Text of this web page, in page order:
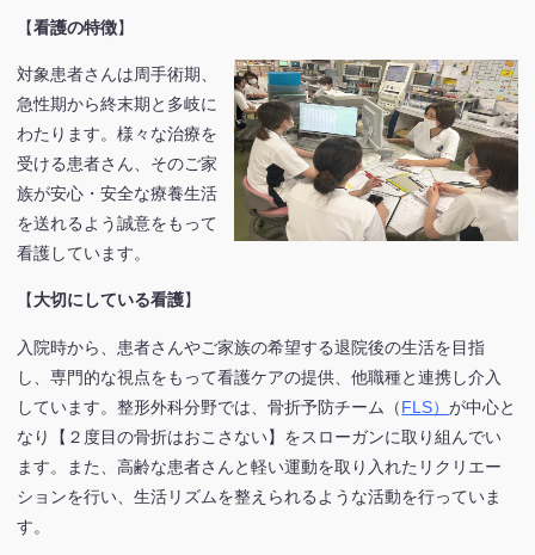
【看護の特徴】
対象患者さんは周手術期、
急性期から終末期と多岐に
わたります。様々な治療を
受ける患者さん、そのご家
族が安心・安全な療養生活
を送れるよう誠意をもって
看護しています。
【大切にしている看護】
入院時から、患者さんやご家族の希望する退院後の生活を目指
し、専門的な視点をもって看護ケアの提供、他職種と連携し介入
しています。整形外科分野では、骨折予防チーム（FLS）が中心と
なり【２度目の骨折はおこさない】をスローガンに取り組んでい
ます。また、高齢な患者さんと軽い運動を取り入れたリクリエー
ションを行い、生活リズムを整えられるような活動を行っていま
す。